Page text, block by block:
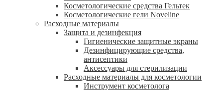
Косметологические средства Гельтек
Косметологические гели Noveline
Расходные материалы
Защита и дезинфекция
Гигиенические защитные экраны
Дезинфицирующие средства,
антисептики
Аксессуары для стерилизации
Расходные материалы для косметологии
Инструмент косметолога